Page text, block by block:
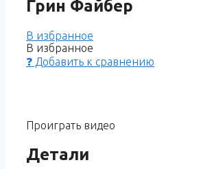
Грин Файбер
В избранное
В избранное
❓ Добавить к сравнению
Проиграть видео
Детали